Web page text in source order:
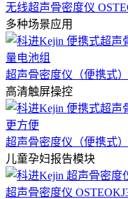
无线超声骨密度仪
多种场景应用
超声骨密度仪（便携式
高清触屏操控
超声骨密度仪（便携式）
儿童孕妇报告模块
超声骨密度仪